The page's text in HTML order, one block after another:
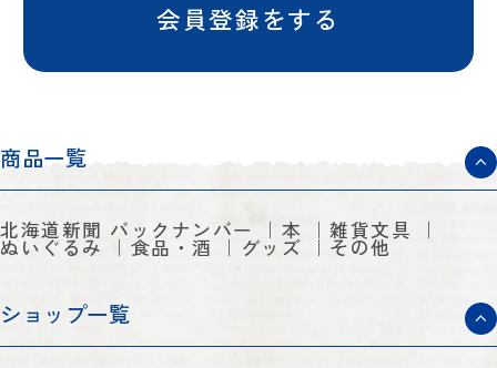
会員登録をする
商品一覧
北海道新聞 バックナンバー 本 雑貨文具
ぬいぐるみ 食品・酒 グッズ その他
ショップ一覧